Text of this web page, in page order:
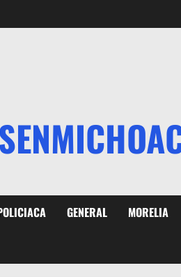
GENERAL MORELIA